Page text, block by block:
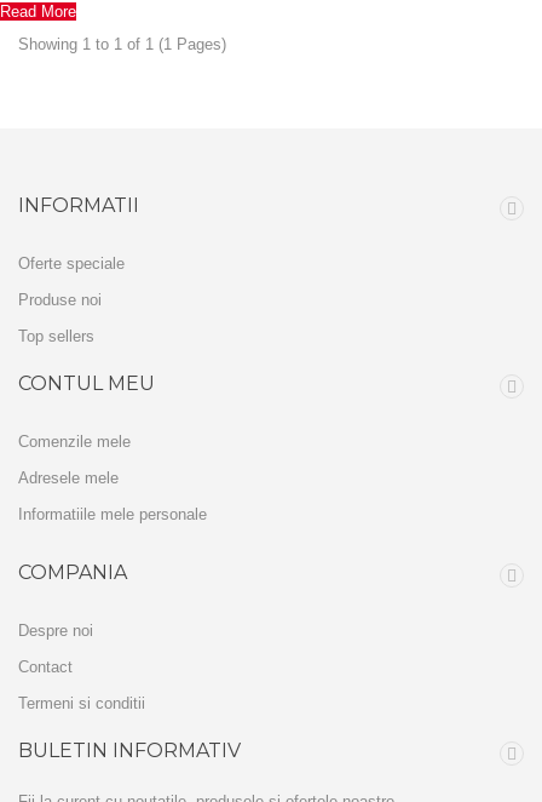
Read More
Showing 1 to 1 of 1 (1 Pages)
INFORMATII
Oferte speciale
Produse noi
Top sellers
CONTUL MEU
Comenzile mele
Adresele mele
Informatiile mele personale
COMPANIA
Despre noi
Contact
Termeni si conditii
BULETIN INFORMATIV